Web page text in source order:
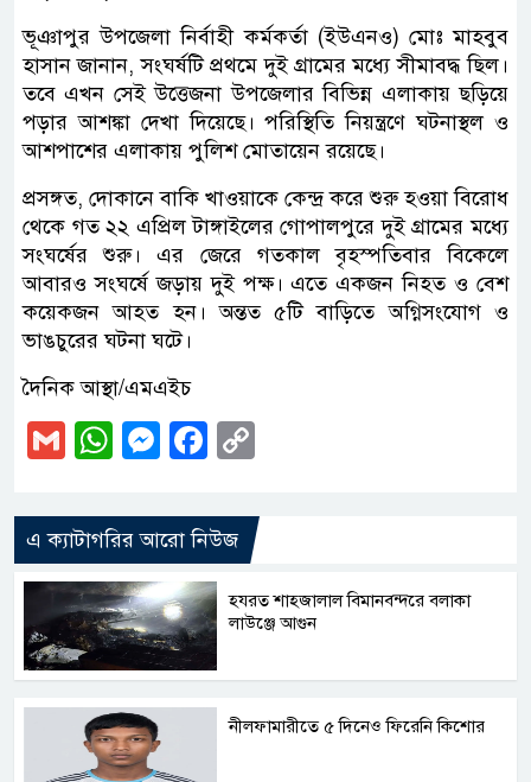
ভূঞাপুর উপজেলা নির্বাহী কর্মকর্তা (ইউএনও) মোঃ মাহবুব
হাসান জানান, সংঘর্ষটি প্রথমে দুই গ্রামের মধ্যে সীমাবদ্ধ ছিল।
তবে এখন সেই উত্তেজনা উপজেলার বিভিন্ন এলাকায় ছড়িয়ে
পড়ার আশঙ্কা দেখা দিয়েছে। পরিস্থিতি নিয়ন্ত্রণে ঘটনাস্থল ও
আশপাশের এলাকায় পুলিশ মোতায়েন রয়েছে।
প্রসঙ্গত, দোকানে বাকি খাওয়াকে কেন্দ্র করে শুরু হওয়া বিরোধ
থেকে গত ২২ এপ্রিল টাঙ্গাইলের গোপালপুরে দুই গ্রামের মধ্যে
সংঘর্ষের শুরু। এর জেরে গতকাল বৃহস্পতিবার বিকেলে
আবারও সংঘর্ষে জড়ায় দুই পক্ষ। এতে একজন নিহত ও বেশ
কয়েকজন আহত হন। অন্তত ৫টি বাড়িতে অগ্নিসংযোগ ও
ভাঙচুরের ঘটনা ঘটে।
দৈনিক আস্থা/এমএইচ
GmailWhatsApp
Messenger
Facebook
এ ক্যাটাগরির আরো নিউজ
হযরত শাহজালাল বিমানবন্দরে বলাকা
লাউঞ্জে আগুন
নীলফামারীতে ৫ দিনেও ফিরেনি কিশোর